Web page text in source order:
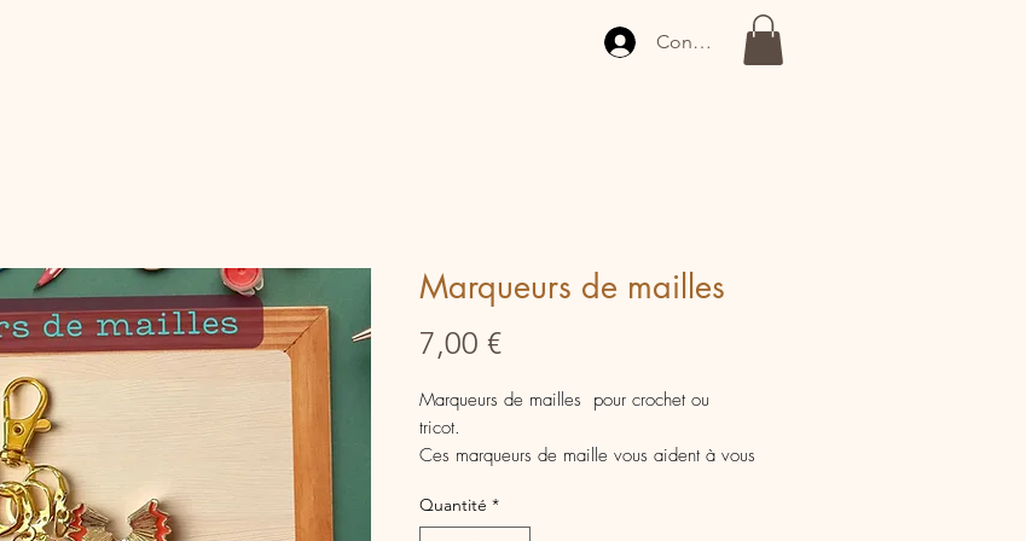
Connexion
Marqueurs de mailles
7,00 €Prix
Marqueurs de mailles pour crochet ou
tricot.
Ces marqueurs de maille vous aident à vous
crochet.
Quantité *